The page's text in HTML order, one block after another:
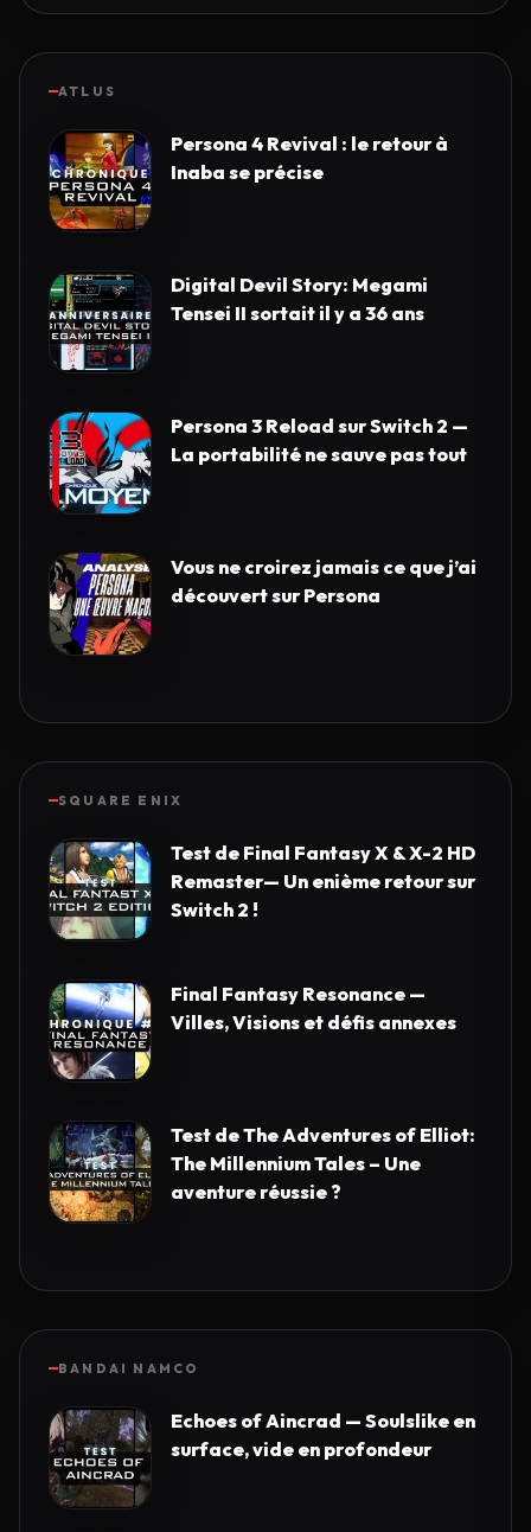
ATLUS
Persona 4 Revival : le retour à
Inaba se précise
Digital Devil Story: Megami
Tensei II sortait il y a 36 ans
Persona 3 Reload sur Switch 2 —
La portabilité ne sauve pas tout
Vous ne croirez jamais ce que j’ai
découvert sur Persona
SQUARE ENIX
Test de Final Fantasy X & X-2 HD
Remaster— Un enième retour sur
Switch 2 !
Final Fantasy Resonance —
Villes, Visions et défis annexes
Test de The Adventures of Elliot:
The Millennium Tales – Une
aventure réussie ?
BANDAI NAMCO
Echoes of Aincrad — Soulslike en
surface, vide en profondeur